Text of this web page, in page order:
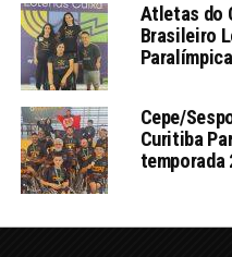
Atletas do
Brasileiro
Paralímpica
Cepe/
Curitiba
temporada